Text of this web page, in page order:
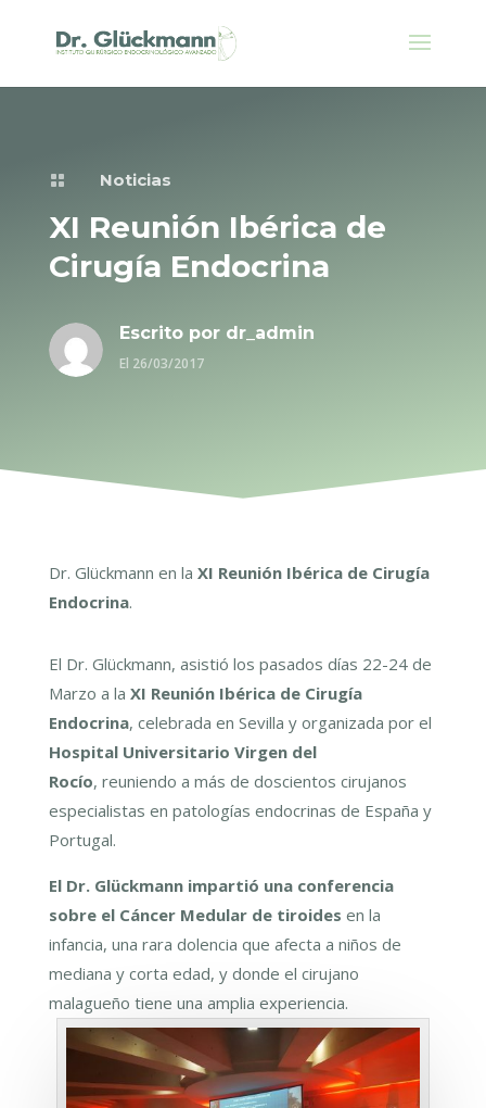
 Noticias
XI Reunión Ibérica de
Cirugía Endocrina
Escrito por dr_admin
El 26/03/2017
Dr. Glückmann en la XI Reunión Ibérica de Cirugía
Endocrina.
El Dr. Glückmann, asistió los pasados días 22-24 de
Marzo a la XI Reunión Ibérica de Cirugía
Endocrina, celebrada en Sevilla y organizada por el
Hospital Universitario Virgen del
Rocío, reuniendo a más de doscientos cirujanos
especialistas en patologías endocrinas de España y
Portugal.
El Dr. Glückmann impartió una conferencia
sobre el Cáncer Medular de tiroides en la
infancia, una rara dolencia que afecta a niños de
mediana y corta edad, y donde el cirujano
malagueño tiene una amplia experiencia.